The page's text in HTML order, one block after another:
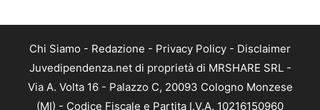
Chi Siamo - Redazione - Privacy Policy - Disclaimer
Juvedipendenza.net di proprietà di MRSHARE SRL -
Via A. Volta 16 - Palazzo C, 20093 Cologno Monzese
(MI) - Codice Fiscale e Partita I.V.A. 10216150960